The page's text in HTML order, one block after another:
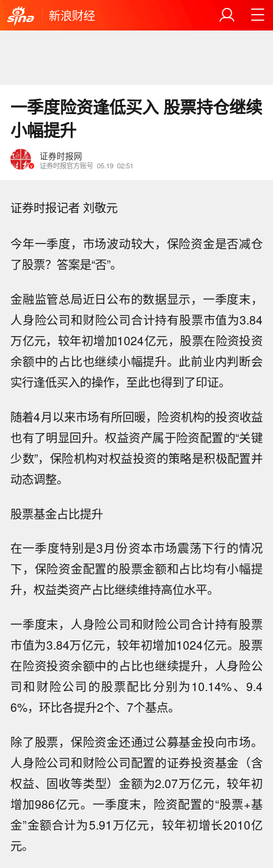
新浪财经
一季度险资逢低买入 股票持仓继续
小幅提升
证券时报网
证券时报官方账号 05.19 02:51
证券时报记者 刘敬元
今年一季度，市场波动较大，保险资金是否减仓
了股票？答案是“否”。
金融监管总局近日公布的数据显示，一季度末，
人身险公司和财险公司合计持有股票市值为3.84
万亿元，较年初增加1024亿元，股票在险资投资
余额中的占比也继续小幅提升。此前业内判断会
实行逢低买入的操作，至此也得到了印证。
随着4月以来市场有所回暖，险资机构的投资收益
也有了明显回升。权益资产属于险资配置的“关键
少数”，保险机构对权益投资的策略是积极配置并
动态调整。
股票基金占比提升
在一季度特别是3月份资本市场震荡下行的情况
下，保险资金配置的股票金额和占比均有小幅提
升，权益类资产占比继续维持高位水平。
一季度末，人身险公司和财险公司合计持有股票
市值为3.84万亿元，较年初增加1024亿元。股票
在险资投资余额中的占比也继续提升，人身险公
司和财险公司的股票配比分别为10.14%、9.4
6%，环比各提升2个、7个基点。
除了股票，保险资金还通过公募基金投向市场。
人身险公司和财险公司配置的证券投资基金（含
权益、固收等类型）金额为2.07万亿元，较年初
增加986亿元。一季度末，险资配置的“股票+基
金”金额合计为5.91万亿元，较年初增长2010亿
元。